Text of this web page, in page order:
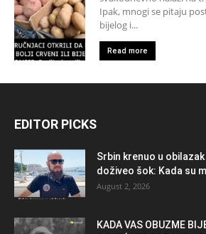
Ipak, mnogi se pitaju
bijelog i...
Read more
EDITOR PICKS
Srbin krenuo u
doživeo šok: Kada su
August 2, 2026
KADA VAS OBUZME